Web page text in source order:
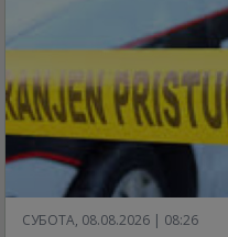
СУБОТА, 08.08.2026 | 08:26